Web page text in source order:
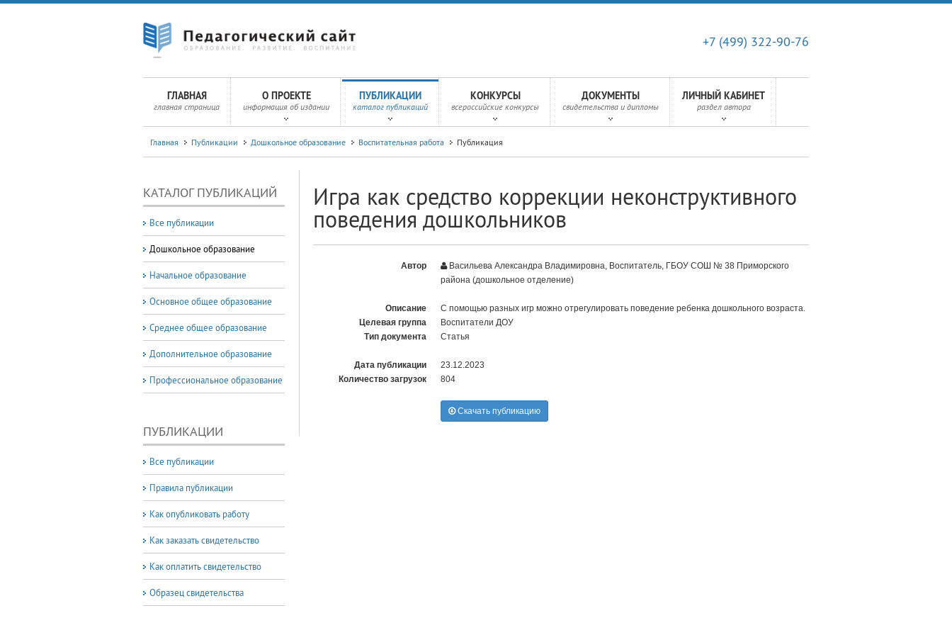
+7 (499) 322-90-76
ГЛАВНАЯ
главная страница
О ПРОЕКТЕ
информация об издании
ПУБЛИКАЦИИ
каталог публикаций
КОНКУРСЫ
всероссийские конкурсы
ДОКУМЕНТЫ
свидетельства и дипломы
ЛИЧНЫЙ КАБИНЕТ
раздел автора
Главная Публикации Дошкольное образование Воспитательная работа Публикация
КАТАЛОГ ПУБЛИКАЦИЙ
Все публикации
Дошкольное образование
Начальное образование
Основное общее образование
Среднее общее образование
Дополнительное образование
Профессиональное образование
ПУБЛИКАЦИИ
Все публикации
Правила публикации
Как опубликовать работу
Как заказать свидетельство
Как оплатить свидетельство
Образец свидетельства
Игра как средство коррекции неконструктивного
поведения дошкольников
Автор
Васильева Александра Владимировна, Воспитатель, ГБОУ СОШ № 38 Приморского
района (дошкольное отделение)
Описание
С помощью разных игр можно отрегулировать поведение ребенка дошкольного возраста.
Целевая группа
Воспитатели ДОУ
Тип документа
Статья
Дата публикации
23.12.2023
Количество загрузок
804
Скачать публикацию